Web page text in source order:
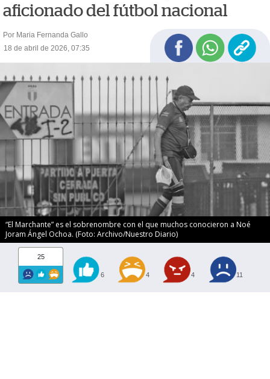
aficionado del fútbol nacional
Por Maria Fernanda Gallo
18 de abril de 2026, 07:35
“El Marchante” es el sobrenombre con el que muchos conocieron a Noé
Joram Ángel Ochoa. (Foto: Archivo/Nuestro Diario)
25
6 4 4 11